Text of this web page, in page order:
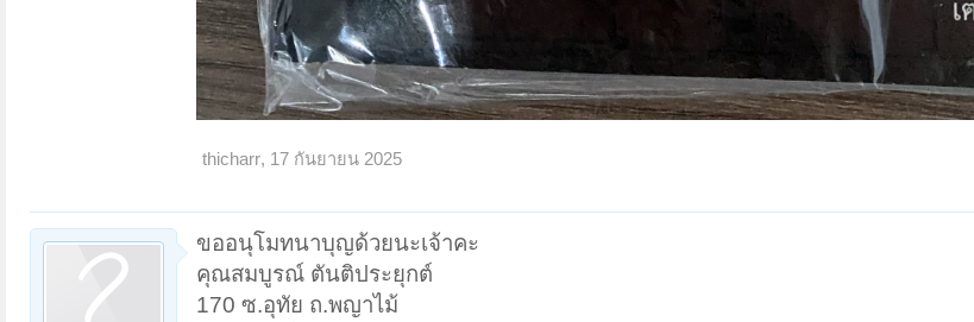
thicharr, 17 กันยายน 2025
ขออนุโมทนาบุญด้วยนะเจ้าคะ
คุณสมบูรณ์ ตันติประยุกต์
170 ซ.อุทัย ถ.พญาไม้